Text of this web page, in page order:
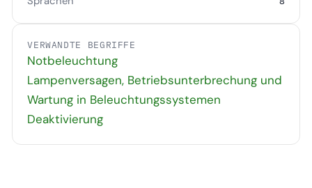
VERWANDTE BEGRIFFE
Notbeleuchtung
Lampenversagen, Betriebsunterbrechung und
Wartung in Beleuchtungssystemen
Deaktivierung